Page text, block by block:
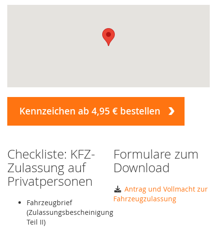
Kennzeichen ab 4,95 € bestellen
Checkliste: KFZ-
Zulassung auf
Privatpersonen
Fahrzeugbrief
(Zulassungsbescheinigung
Teil II)
Formulare zum
Download
Antrag und Vollmacht zur
Fahrzeugzulassung